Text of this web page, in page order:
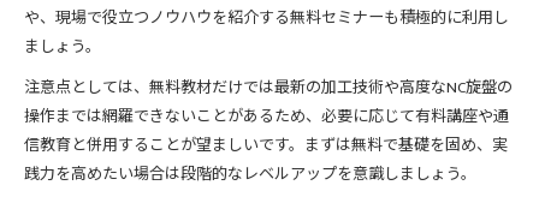
や、現場で役立つノウハウを紹介する無料セミナーも積極的に利用し
ましょう。
注意点としては、無料教材だけでは最新の加工技術や高度なNC旋盤の
操作までは網羅できないことがあるため、必要に応じて有料講座や通
信教育と併用することが望ましいです。まずは無料で基礎を固め、実
践力を高めたい場合は段階的なレベルアップを意識しましょう。